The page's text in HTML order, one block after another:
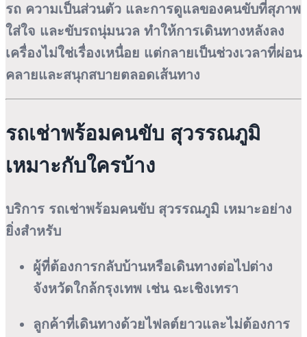
รถ ความเป็นส่วนตัว และการดูแลของคนขับที่สุภาพ
ใส่ใจ และขับรถนุ่มนวล ทำให้การเดินทางหลังลง
เครื่องไม่ใช่เรื่องเหนื่อย แต่กลายเป็นช่วงเวลาที่ผ่อน
คลายและสนุกสบายตลอดเส้นทาง
รถเช่าพร้อมคนขับ สุวรรณภูมิ
เหมาะกับใครบ้าง
บริการ รถเช่าพร้อมคนขับ สุวรรณภูมิ เหมาะอย่าง
ยิ่งสำหรับ
ผู้ที่ต้องการกลับบ้านหรือเดินทางต่อไปต่าง
จังหวัดใกล้กรุงเทพ เช่น ฉะเชิงเทรา
ลูกค้าที่เดินทางด้วยไฟลต์ยาวและไม่ต้องการ